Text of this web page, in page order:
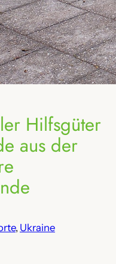
Hilfsgüter
aus der
, Ukraine